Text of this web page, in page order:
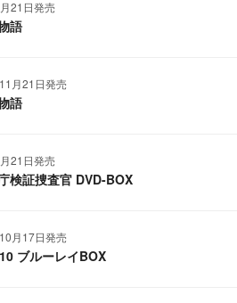
21日発売
語
月21日発売
語
21日発売
検証捜査官 DVD-BOX
月17日発売
ブルーレイBOX